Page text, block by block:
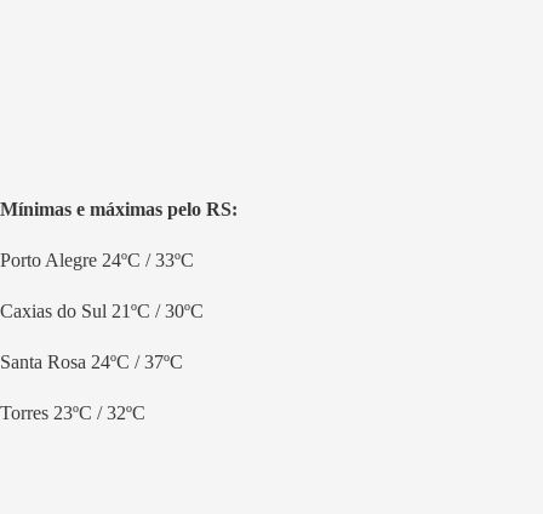
Mínimas e máximas pelo RS:
Porto Alegre 24ºC / 33ºC
Caxias do Sul 21ºC / 30ºC
Santa Rosa 24ºC / 37ºC
Torres 23ºC / 32ºC